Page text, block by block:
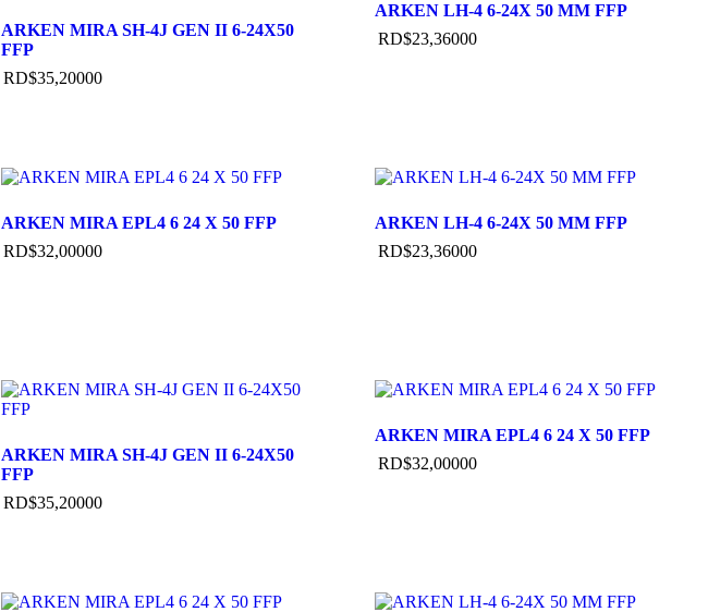
ARKEN MIRA SH-4J GEN II 6-24X50
FFP
RD$35,20000
ARKEN LH-4 6-24X 50 MM FFP
RD$23,36000
ARKEN MIRA EPL4 6 24 X 50 FFP
RD$32,00000
ARKEN LH-4 6-24X 50 MM FFP
RD$23,36000
ARKEN MIRA SH-4J GEN II 6-24X50
FFP
RD$35,20000
ARKEN MIRA EPL4 6 24 X 50 FFP
RD$32,00000